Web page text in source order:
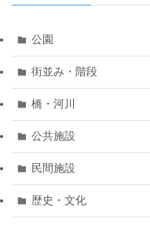
公園
街並み・階段
橋・河川
公共施設
民間施設
歴史・文化